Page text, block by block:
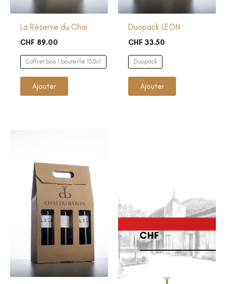
La Réserve du Chai
CHF 89.00
Coffret bois 1 bouteille 150cl
Ajouter
Ce
produit
peuvent
être
choisies
sur
la
page
produit
Duopack LEON
CHF 33.50
Duopack
Ajouter
Ce
produit
choisies
sur
la
page
du